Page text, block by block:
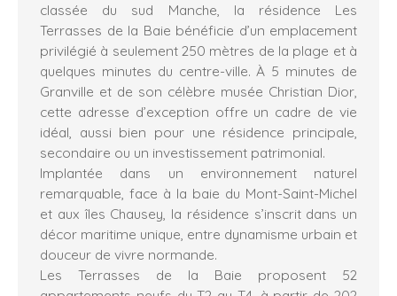
classée du sud Manche, la résidence Les
Terrasses de la Baie bénéficie d’un emplacement
privilégié à seulement 250 mètres de la plage et à
quelques minutes du centre-ville. À 5 minutes de
Granville et de son célèbre musée Christian Dior,
cette adresse d’exception offre un cadre de vie
idéal, aussi bien pour une résidence principale,
secondaire ou un investissement patrimonial.
Implantée dans un environnement naturel
remarquable, face à la baie du Mont-Saint-Michel
et aux îles Chausey, la résidence s’inscrit dans un
décor maritime unique, entre dynamisme urbain et
douceur de vivre normande.
Les Terrasses de la Baie proposent 52